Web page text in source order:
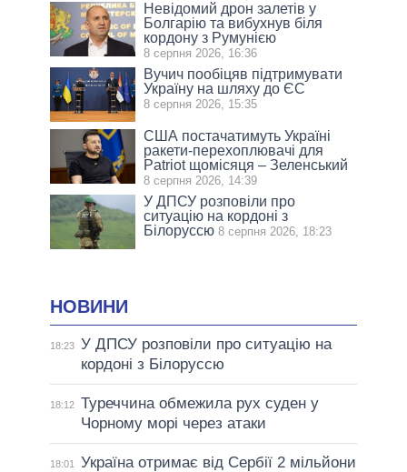
Невідомий дрон залетів у
Болгарію та вибухнув біля
кордону з Румунією
8 серпня 2026, 16:36
Вучич пообіцяв підтримувати
Україну на шляху до ЄС
8 серпня 2026, 15:35
США постачатимуть Україні
ракети-перехоплювачі для
Patriot щомісяця – Зеленський
8 серпня 2026, 14:39
У ДПСУ розповіли про
ситуацію на кордоні з
Білоруссю 8 серпня 2026, 18:23
НОВИНИ
18:23 У ДПСУ розповіли про ситуацію на
кордоні з Білоруссю
18:12 Туреччина обмежила рух суден у
Чорному морі через атаки
18:01
Україна отримає від Сербії 2 мільйони